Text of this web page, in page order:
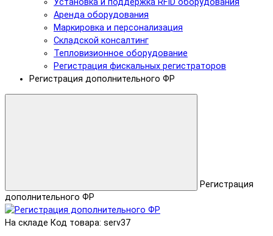
Установка и поддержка RFID оборудования
Аренда оборудования
Маркировка и персонализация
Складской консалтинг
Тепловизионное оборудование
Регистрация фискальных регистраторов
Регистрация дополнительного ФР
Регистрация
дополнительного ФР
На складе Код товара: serv37